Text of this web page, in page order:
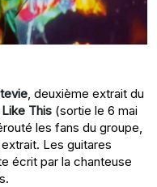
, deuxième extrait du
This (sortie le 6 mai
les fans du groupe,
Les guitares
écrit par la chanteuse